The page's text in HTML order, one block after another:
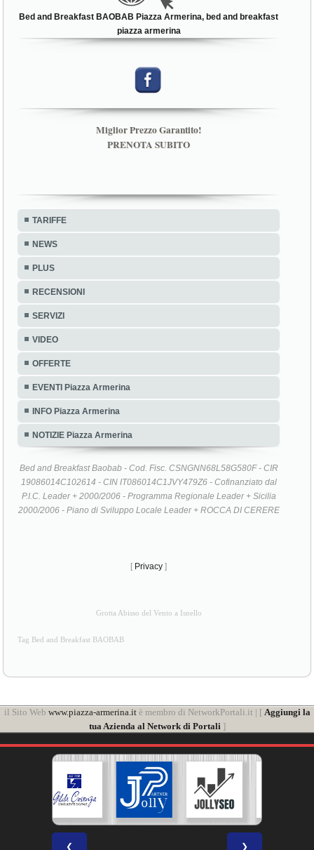
Bed and Breakfast BAOBAB Piazza Armerina, bed and breakfast
piazza armerina
Miglior Prezzo Garantito!
PRENOTA SUBITO
TARIFFE
NEWS
PLUS
RECENSIONI
SERVIZI
VIDEO
OFFERTE
EVENTI Piazza Armerina
INFO Piazza Armerina
NOTIZIE Piazza Armerina
Bed and Breakfast Baobab - Cod. Fisc. CSNGNN68L58G580F - CIR
19086014C102614 - CIN IT086014C1JVY479Z6 - Cofinanziato dal
P.I.C. Leader + 2000/2006 - Programma Regionale Leader + Sicilia
2000/2006 - Piano di Sviluppo Locale Leader + ROCCA DI CERERE
[ Privacy ]
Grotta Abisso del Vento a Isnello
Tag Bed and Breakfast BAOBAB
il Sito Web www.piazza-armerina.itè membro di NetworkPortali.it | [ Aggiungi la
tua Azienda al Network di Portali ]
❮ ❯